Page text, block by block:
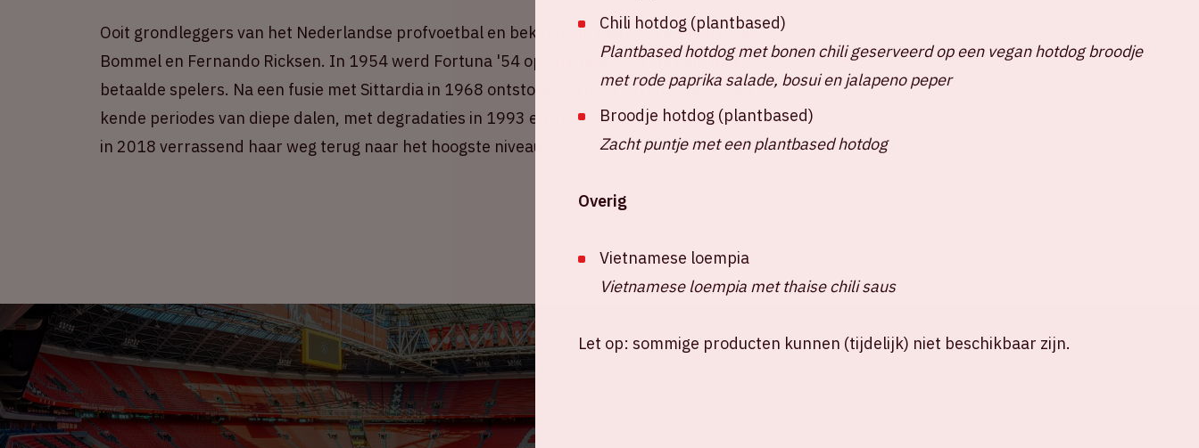
Ooit grondleggers van het Nederlandse profvoetbal en bekend om talenten als Mark van
Bommel en Fernando Ricksen. In 1954 werd Fortuna '54 opgericht als eerste club met
betaalde spelers. Na een fusie met Sittardia in 1968 ontstond Fortuna Sittard. Deze club
kende periodes van diepe dalen, met degradaties in 1993 en 2002, maar Fortuna vond
in 2018 verrassend haar weg terug naar het hoogste niveau.
Chili hotdog (plantbased)
Plantbased hotdog met bonen chili geserveerd op een vegan hotdog broodje
met rode paprika salade, bosui en jalapeno peper
Broodje hotdog (plantbased)
Zacht puntje met een plantbased hotdog
Overig
Vietnamese loempia
Vietnamese loempia met thaise chili saus
Let op: sommige producten kunnen (tijdelijk) niet beschikbaar zijn.